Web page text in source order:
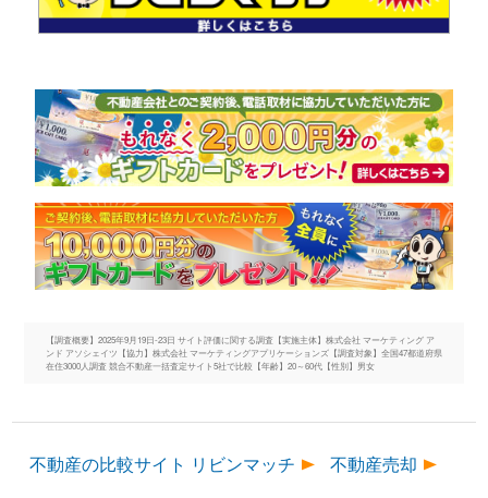
【調査概要】2025年9月19日-23日 サイト評価に関する調査【実施主体】株式会社 マーケティング ア
ンド アソシェイツ【協力】株式会社 マーケティングアプリケーションズ【調査対象】全国47都道府県
在住3000人調査 競合不動産一括査定サイト5社で比較【年齢】20～60代【性別】男女
不動産の比較サイト リビンマッチ
不動産売却